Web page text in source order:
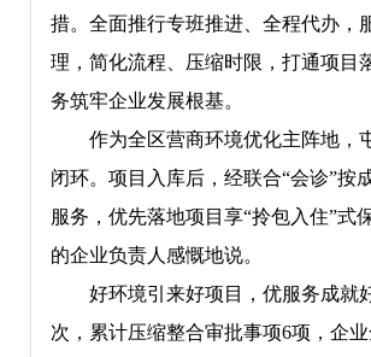
措。全面推行专班推进、全程代办，
理，简化流程、压缩时限，打通项目
务筑牢企业发展根基。
作为全区营商环境优化主阵地，屯
闭环。项目入库后，经联合“会诊”按
服务，优先落地项目享“拎包入住”式
的企业负责人感慨地说。
好环境引来好项目，优服务成就好
次，累计压缩整合审批事项6项，企